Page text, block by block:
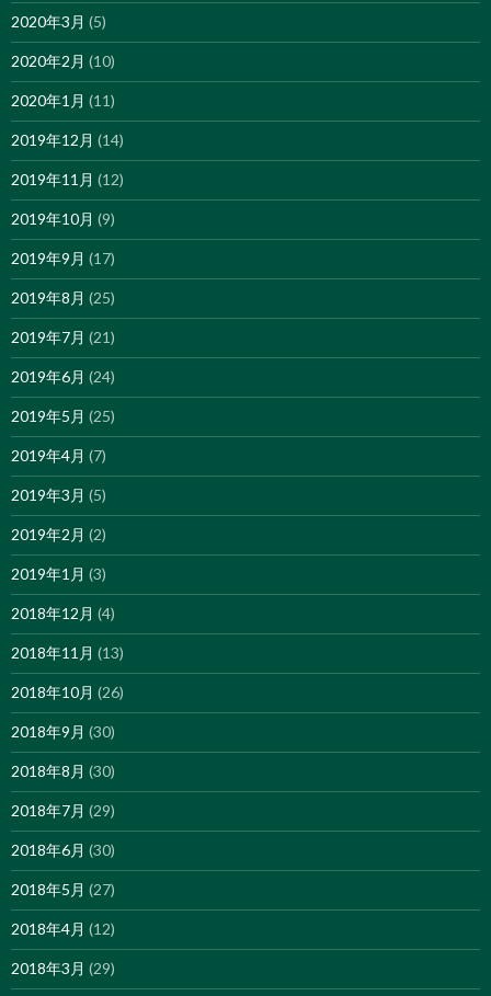
2020年3月 (5)
2020年2月 (10)
2020年1月 (11)
2019年12月 (14)
2019年11月 (12)
2019年10月 (9)
2019年9月 (17)
2019年8月 (25)
2019年7月 (21)
2019年6月 (24)
2019年5月 (25)
2019年4月 (7)
2019年3月 (5)
2019年2月 (2)
2019年1月 (3)
2018年12月 (4)
2018年11月 (13)
2018年10月 (26)
2018年9月 (30)
2018年8月 (30)
2018年7月 (29)
2018年6月 (30)
2018年5月 (27)
2018年4月 (12)
2018年3月 (29)